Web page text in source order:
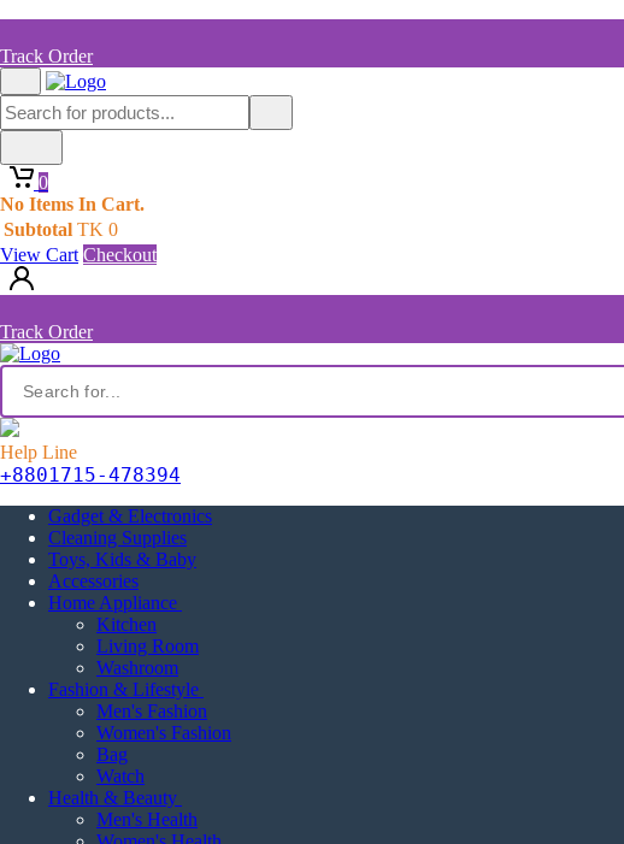
Track Order
0
No Items In Cart.
Subtotal TK 0
View Cart Checkout
Track Order
Help Line
+8801715-478394
Gadget & Electronics
Cleaning Supplies
Toys, Kids & Baby
Accessories
Home Appliance
Kitchen
Living Room
Washroom
Fashion & Lifestyle
Men's Fashion
Women's Fashion
Bag
Watch
Health & Beauty
Men's Health